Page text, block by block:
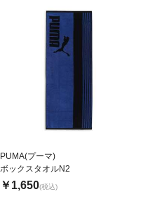
PUMA(プーマ)
ボックスタオルN2
￥1,650(税込)